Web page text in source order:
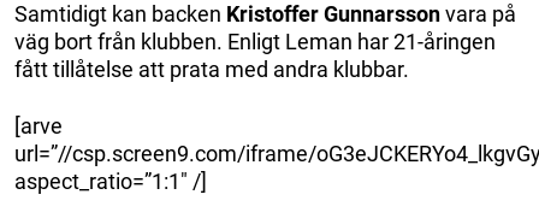
Samtidigt kan backen Kristoffer Gunnarssonvara på
väg bort från klubben. Enligt Leman har 21-åringen
fått tillåtelse att prata med andra klubbar.
[arve
url=”//csp.screen9.com/iframe/
aspect_ratio=”1:1″ /]